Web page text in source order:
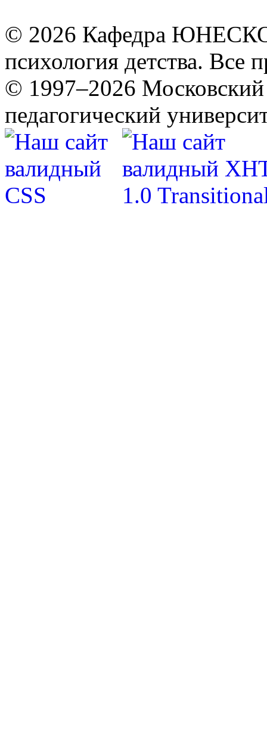
© 2026 Кафедра ЮНЕСКО
психология детства. Все
© 1997–2026 Московский
педагогический